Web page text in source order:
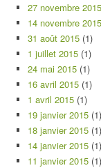
27 novembre 2015
14 novembre 2015
31 août 2015 (1)
1 juillet 2015 (1)
24 mai 2015 (1)
16 avril 2015 (1)
1 avril 2015 (1)
19 janvier 2015 (1)
18 janvier 2015 (1)
14 janvier 2015 (1)
11 janvier 2015 (1)